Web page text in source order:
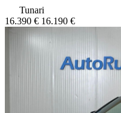
Tunari
16.390 € 16.190 €